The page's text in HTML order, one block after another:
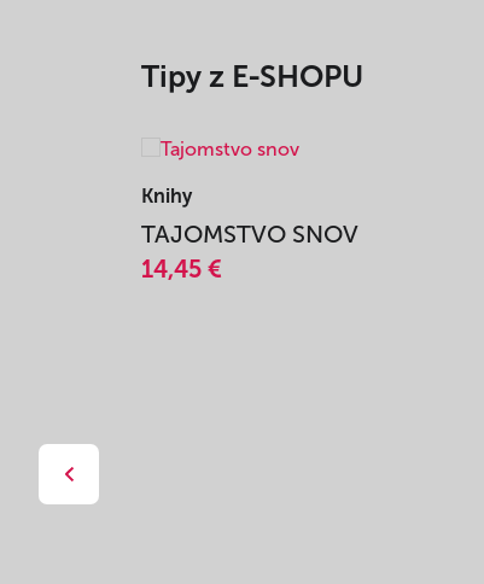
Tipy z E-SHOPU
Knihy
TAJOMSTVO SNOV
14,45 €